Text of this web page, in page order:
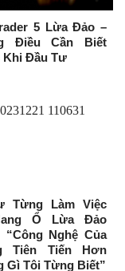
5 Lừa Đảo –
Điều Cần Biết
Đầu Tư
Từng Làm Việc
Ổ Lừa Đảo
“Công Nghệ Của
Tiên Tiến Hơn
Gì Tôi Từng Biết”